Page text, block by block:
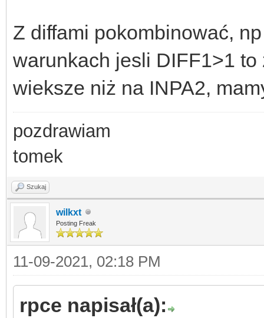
Z diffami pokombinować,
warunkach jesli DIFF1>1
wieksze niż na INPA2,
pozdrawiam
tomek
Szukaj
wilkxt
Posting Freak
11-09-2021, 02:18 PM
rpce napisał(a):